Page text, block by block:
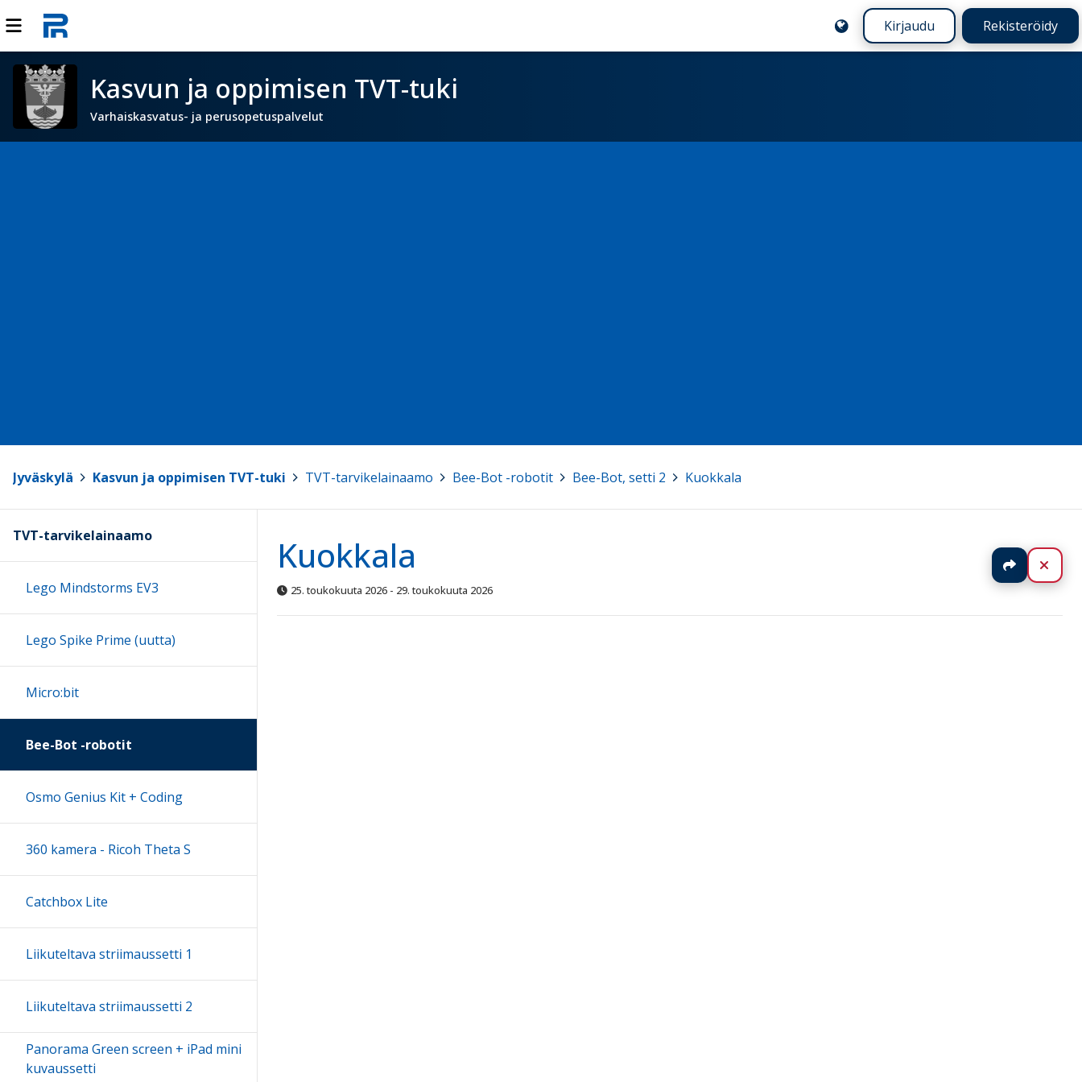
Kirjaudu Rekisteröidy
Kasvun ja oppimisen TVT-tuki
Varhaiskasvatus- ja perusopetuspalvelut
Jyväskylä Kasvun ja oppimisen TVT-tuki TVT-tarvikelainaamo Bee-Bot -robotit Bee-Bot, setti 2 Kuokkala
Kuokkala
25. toukokuuta 2026 - 29. toukokuuta 2026
Jaa
TVT-tarvikelainaamo
Lego Mindstorms EV3
Lego Spike Prime (uutta)
Micro:bit
Bee-Bot -robotit
Osmo Genius Kit + Coding
360 kamera - Ricoh Theta S
Catchbox Lite
Liikuteltava striimaussetti 1
Liikuteltava striimaussetti 2
Panorama Green screen + iPad mini
kuvaussetti